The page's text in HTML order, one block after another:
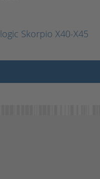
Skorpio X40-X45